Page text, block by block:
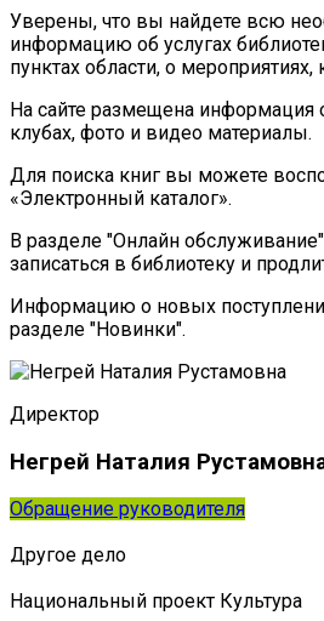
Уверены, что вы найдете всю
информацию об услугах
пунктах области, о мероприятиях,
На сайте размещена информация
клубах, фото и видео материалы.
Для поиска книг вы можете
«Электронный каталог».
В разделе "Онлайн
записаться в библиотеку и
Информацию о новых
разделе "Новинки".
Директор
Негрей Наталия
Обращение руководителя
Другое дело
Национальный проект Культура